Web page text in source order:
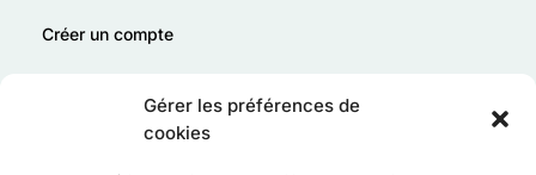
Gérer les préférences de
cookies
Créer un compte